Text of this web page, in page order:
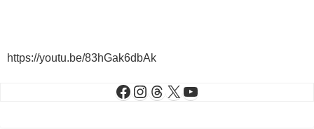
https://youtu.be/83hGak6dbAk